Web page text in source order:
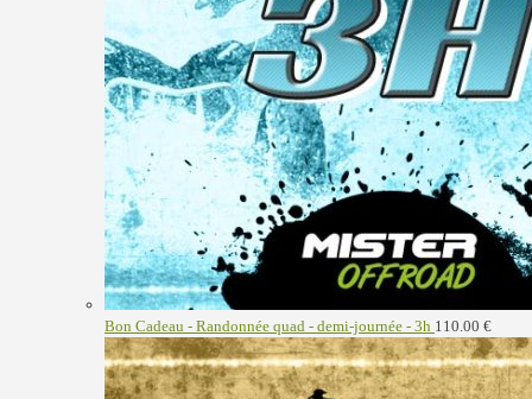
Bon Cadeau - Randonnée quad - demi-journée - 3h 110.00 €